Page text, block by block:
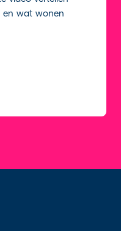
en wat wonen